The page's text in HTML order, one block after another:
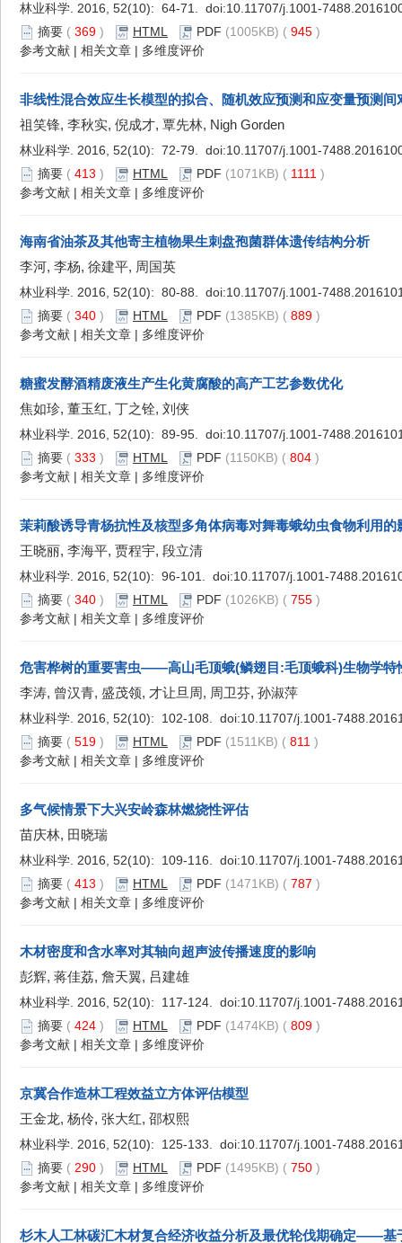
林业科学. 2016, 52(10): 64-71. doi:10.11707/j.1001-
摘要 ( 369 ) HTML PDF (1005KB) ( 945 )
参考文献 | 相关文章 | 多维度评价
非线性混合效应生长模型的拟合、随机效应预测和应变量预测间
祖笑锋, 李秋实, 倪成才, 覃先林, Nigh Gorden
林业科学. 2016, 52(10): 72-79. doi:10.11707/j.1001-
摘要 ( 413 ) HTML PDF (1071KB) ( 1111 )
参考文献 | 相关文章 | 多维度评价
海南省油茶及其他寄主植物果生刺盘孢菌群体遗传结构分析
李河, 李杨, 徐建平, 周国英
林业科学. 2016, 52(10): 80-88. doi:10.11707/j.1001-
摘要 ( 340 ) HTML PDF (1385KB) ( 889 )
参考文献 | 相关文章 | 多维度评价
糖蜜发酵酒精废液生产生化黄腐酸的高产工艺参数优化
焦如珍, 董玉红, 丁之铨, 刘侠
林业科学. 2016, 52(10): 89-95. doi:10.11707/j.1001-
摘要 ( 333 ) HTML PDF (1150KB) ( 804 )
参考文献 | 相关文章 | 多维度评价
茉莉酸诱导青杨抗性及核型多角体病毒对舞毒蛾幼虫食物利用的
王晓丽, 李海平, 贾程宇, 段立清
林业科学. 2016, 52(10): 96-101. doi:10.11707/j.1001-
摘要 ( 340 ) HTML PDF (1026KB) ( 755 )
参考文献 | 相关文章 | 多维度评价
危害桦树的重要害虫——高山毛顶蛾(鳞翅目:毛顶蛾科)生物学特
李涛, 曾汉青, 盛茂领, 才让旦周, 周卫芬, 孙淑萍
林业科学. 2016, 52(10): 102-108. doi:10.11707/j.1001-
摘要 ( 519 ) HTML PDF (1511KB) ( 811 )
参考文献 | 相关文章 | 多维度评价
多气候情景下大兴安岭森林燃烧性评估
苗庆林, 田晓瑞
林业科学. 2016, 52(10): 109-116. doi:10.11707/j.1001-
摘要 ( 413 ) HTML PDF (1471KB) ( 787 )
参考文献 | 相关文章 | 多维度评价
木材密度和含水率对其轴向超声波传播速度的影响
彭辉, 蒋佳荔, 詹天翼, 吕建雄
林业科学. 2016, 52(10): 117-124. doi:10.11707/j.1001-
摘要 ( 424 ) HTML PDF (1474KB) ( 809 )
参考文献 | 相关文章 | 多维度评价
京冀合作造林工程效益立方体评估模型
王金龙, 杨伶, 张大红, 邵权熙
林业科学. 2016, 52(10): 125-133. doi:10.11707/j.1001-
摘要 ( 290 ) HTML PDF (1495KB) ( 750 )
参考文献 | 相关文章 | 多维度评价
杉木人工林碳汇木材复合经济收益分析及最优轮伐期确定——基